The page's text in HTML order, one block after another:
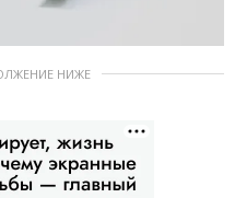
НИЖЕ